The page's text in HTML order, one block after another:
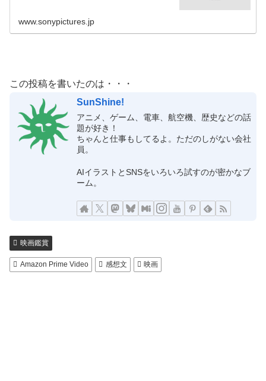
www.sonypictures.jp
この投稿を書いたのは・・・
SunShine!
アニメ、ゲーム、電車、航空機、歴史などの話
題が好き！
ちゃんと仕事もしてるよ。ただのしがない会社
員。
AIイラストとSNSをいろいろ試すのが密かなブ
ーム。
映画鑑賞
Amazon Prime Video 感想文 映画